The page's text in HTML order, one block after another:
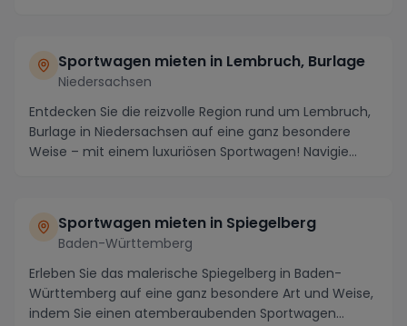
Sportwagen mieten in Lembruch, Burlage
Niedersachsen
Entdecken Sie die reizvolle Region rund um Lembruch,
Burlage in Niedersachsen auf eine ganz besondere
Weise – mit einem luxuriösen Sportwagen! Navigie...
Sportwagen mieten in Spiegelberg
Baden-Württemberg
Erleben Sie das malerische Spiegelberg in Baden-
Württemberg auf eine ganz besondere Art und Weise,
indem Sie einen atemberaubenden Sportwagen